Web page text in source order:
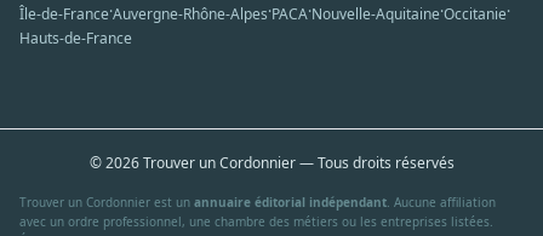
Île-de-France·Auvergne-Rhône-Alpes·PACA·Nouvelle-Aquitaine·Occitanie·
Hauts-de-France
© 2026 Trouver un Cordonnier — Tous droits réservés
Trouver un Cordonnier est un annuaire éditorial indépendant. Aucune affiliation
avec un ordre professionnel, une chambre des métiers ou les entreprises listées.